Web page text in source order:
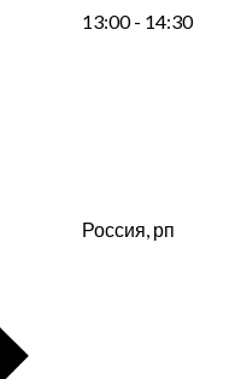
13:00 - 14:30
Россия, рп